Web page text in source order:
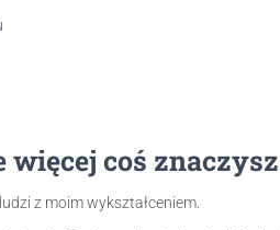
więcej coś
z moim wykształceniem.